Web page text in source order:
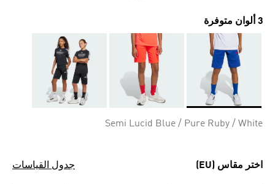
3 ألوان متوفرة
Semi Lucid Blue / Pure Ruby / White
اختر مقاس (EU) جدول القياسات